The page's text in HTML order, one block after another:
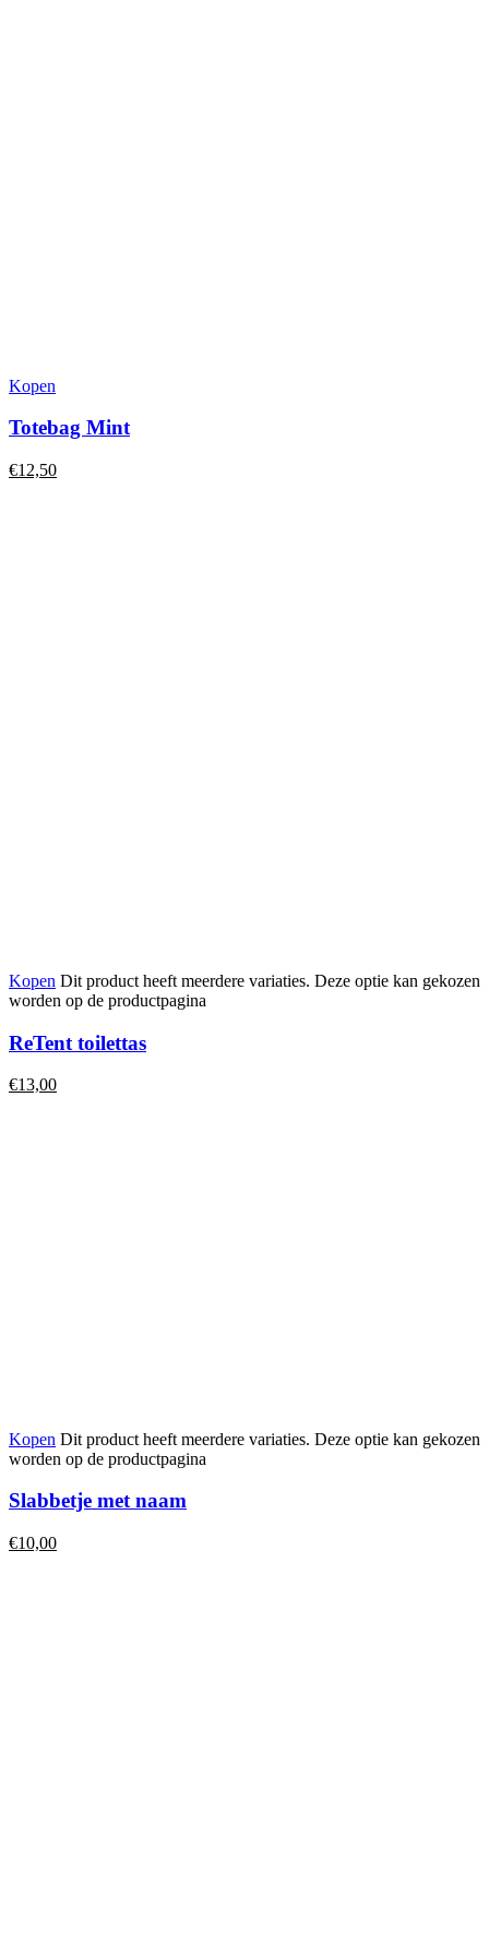
Kopen
Totebag Mint
€12,50
Kopen Dit product heeft meerdere variaties. Deze optie kan gekozen
worden op de productpagina
ReTent toilettas
€13,00
Kopen Dit product heeft meerdere variaties. Deze optie kan gekozen
worden op de productpagina
Slabbetje met naam
€10,00